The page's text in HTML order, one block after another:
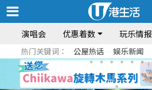
演唱会 优惠着数 玩乐情报
热门关键词： 公屋热话 娱乐新闻